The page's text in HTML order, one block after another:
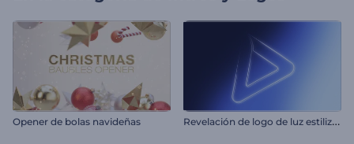
Opener de bolas navideñas R
evelación de logo de luz estilizada